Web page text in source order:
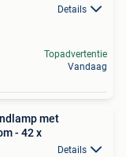
Details
Topadvertentie
Vandaag
met
- 42 x
Details